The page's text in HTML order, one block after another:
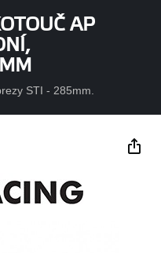
AP
STI - 285mm.